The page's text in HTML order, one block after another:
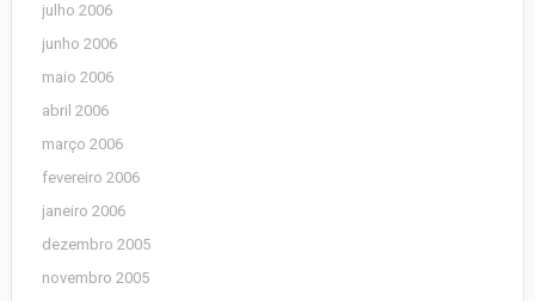
julho 2006
junho 2006
maio 2006
abril 2006
março 2006
fevereiro 2006
janeiro 2006
dezembro 2005
novembro 2005